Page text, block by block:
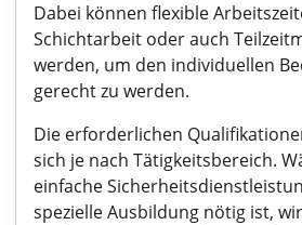
Dabei können flexible
Schichtarbeit oder auch
werden, um den individuellen
gerecht zu werden.
Die erforderlichen
sich je nach Tätigkeitsbereich.
einfache
spezielle Ausbildung nötig ist,